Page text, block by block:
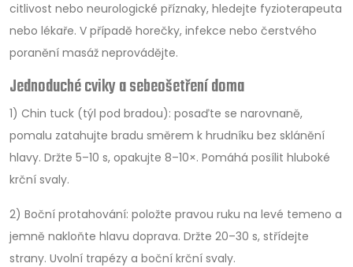
citlivost nebo neurologické příznaky, hledejte fyzioterapeuta
nebo lékaře. V případě horečky, infekce nebo čerstvého
poranění masáž neprovádějte.
Jednoduché cviky a sebeošetření doma
1) Chin tuck (týl pod bradou): posaďte se narovnaně,
pomalu zatahujte bradu směrem k hrudníku bez sklánění
hlavy. Držte 5–10 s, opakujte 8–10×. Pomáhá posílit hluboké
krční svaly.
2) Boční protahování: položte pravou ruku na levé temeno a
jemně nakloňte hlavu doprava. Držte 20–30 s, střídejte
strany. Uvolní trapézy a boční krční svaly.